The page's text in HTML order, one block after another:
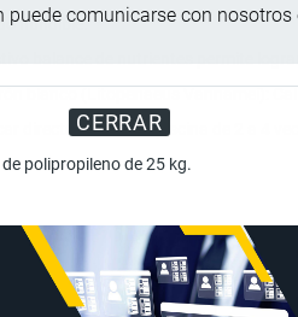
puede comunicarse con nosotros
CERRAR
hundible.
directamente a la piscina de 2 a 4
polipropileno de 25 kg.